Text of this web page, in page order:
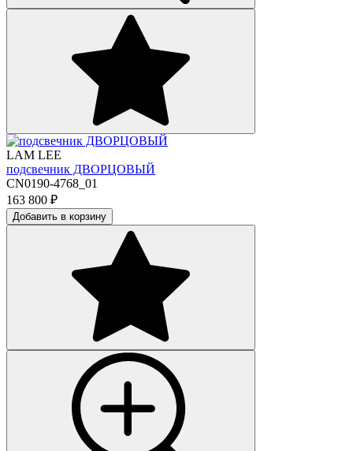
LAM LEE
подсвечник ДВОРЦОВЫЙ
CN0190-4768_01
163 800 ₽
Добавить в корзину